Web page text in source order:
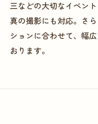
三などの大切なイベン
真の撮影にも対応。さ
ションに合わせて、幅
おります。